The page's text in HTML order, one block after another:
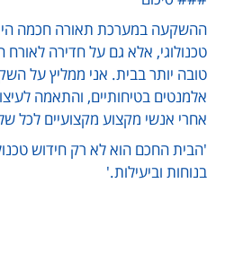
ההשקעה במערכת תאורה חכמה
טכנולוגי, אלא גם על חדירה
טובה יותר בבית. אני ממליץ על
אלמנטים בטיחותיים, והתאמה
אחרי אנשי מקצוע מקצועיים לכל
'הבית החכם הוא לא רק חידוש
בנוחות וביעילות.'